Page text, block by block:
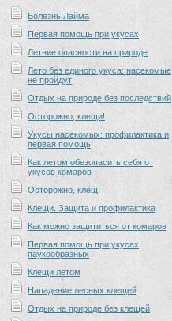
Болезнь Лайма
Первая помощь при укусах
Летние опасности на природе
Лето без единого укуса: насекомые
не пройдут
Отдых на природе без последствий
Осторожно, клещи!
Укусы насекомых: профилактика и
первая помощь
Как летом обезопасить себя от
укусов комаров
Осторожно, клещ!
Клещи. Защита и профилактика
Как можно защититься от комаров
Первая помощь при укусах
паукообразных
Клещи летом
Нападение лесных клещей
Отдых на природе без клещей